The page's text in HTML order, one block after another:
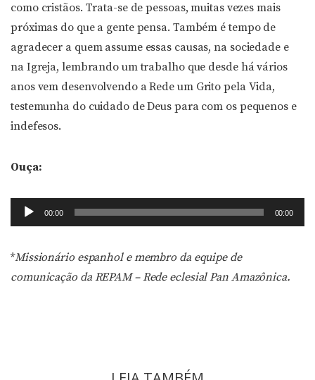
como cristãos. Trata-se de pessoas, muitas vezes mais
próximas do que a gente pensa. Também é tempo de
agradecer a quem assume essas causas, na sociedade e
na Igreja, lembrando um trabalho que desde há vários
anos vem desenvolvendo a Rede um Grito pela Vida,
testemunha do cuidado de Deus para com os pequenos e
indefesos.
Ouça:
Tocador
de
00:00 00:00
*Missionário espanhol e membro da equipe de
comunicação da REPAM – Rede eclesial Pan Amazônica.